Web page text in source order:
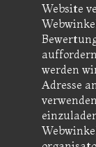
Website
werden
Adresse